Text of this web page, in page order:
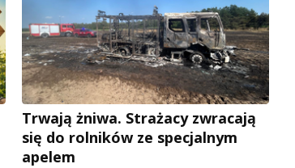
Trwają żniwa. Strażacy zwracają
się do rolników ze specjalnym
apelem